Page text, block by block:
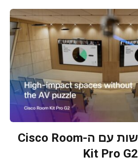
מה תוכלו לעשות עם ה-Cisco Room
Kit Pro G2